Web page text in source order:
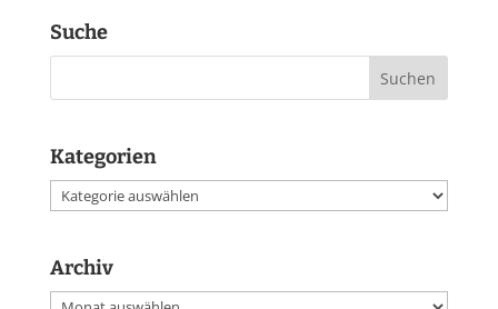
Suche
Kategorien
Kategorien
Archiv